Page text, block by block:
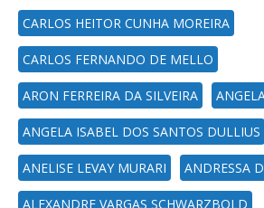
CARLOS HEITOR CUNHA MOREIRA
CARLOS FERNANDO DE MELLO
ARON FERREIRA DA SILVEIRA
ANGELA ISABEL DOS SANTOS DULLIUS
ANELISE LEVAY MURARI ANDRESSA
ALEXANDRE VARGAS SCHWARZBOLD